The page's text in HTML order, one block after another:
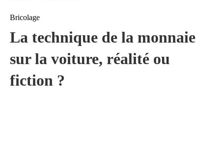
Bricolage
La technique de la monnaie
sur la voiture, réalité ou
fiction ?